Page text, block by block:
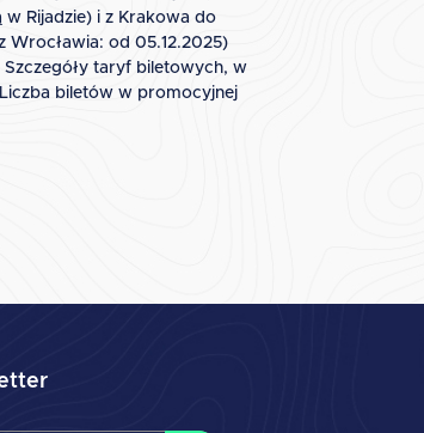
w Rijadzie) i z Krakowa do
Wrocławia: od 05.12.2025)
Szczegóły taryf biletowych, w
biletów w promocyjnej